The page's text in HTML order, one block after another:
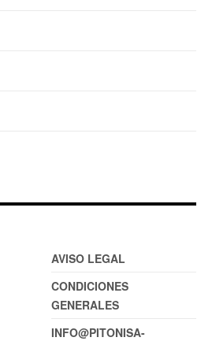
AVISO LEGAL
CONDICIONES
GENERALES
INFO@PITONISA-